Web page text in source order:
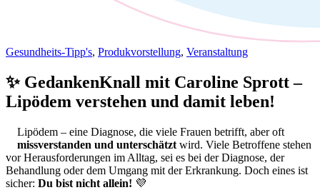
Gesundheits-Tipp's, Produkvorstellung, Veranstaltung
✨ GedankenKnall mit Caroline Sprott –
Lipödem verstehen und damit leben!
Lipödem – eine Diagnose, die viele Frauen betrifft, aber oft
missverstanden und unterschätzt wird. Viele Betroffene stehen
vor Herausforderungen im Alltag, sei es bei der Diagnose, der
Behandlung oder dem Umgang mit der Erkrankung. Doch eines ist
sicher: Du bist nicht allein! 💜